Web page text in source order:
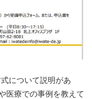
について説明があ
医療での事例を教えて